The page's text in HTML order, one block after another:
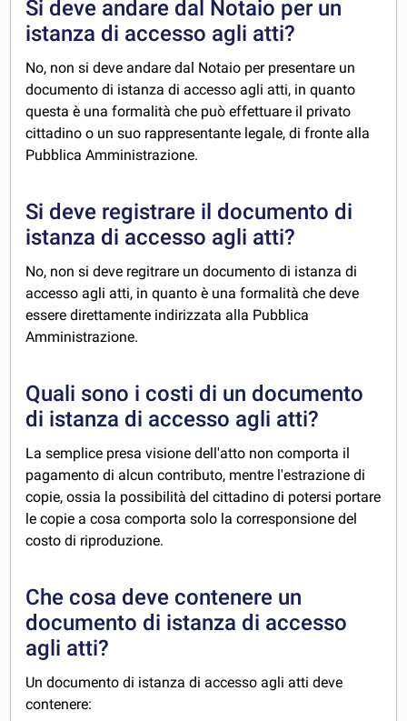
Si deve andare dal Notaio per un
istanza di accesso agli atti?
No, non si deve andare dal Notaio per presentare un
documento di istanza di accesso agli atti, in quanto
questa è una formalità che può effettuare il privato
cittadino o un suo rappresentante legale, di fronte alla
Pubblica Amministrazione.
Si deve registrare il documento di
istanza di accesso agli atti?
No, non si deve regitrare un documento di istanza di
accesso agli atti, in quanto è una formalità che deve
essere direttamente indirizzata alla Pubblica
Amministrazione.
Quali sono i costi di un documento
di istanza di accesso agli atti?
La semplice presa visione dell'atto non comporta il
pagamento di alcun contributo, mentre l'estrazione di
copie, ossia la possibilità del cittadino di potersi portare
le copie a cosa comporta solo la corresponsione del
costo di riproduzione.
Che cosa deve contenere un
documento di istanza di accesso
agli atti?
Un documento di istanza di accesso agli atti deve
contenere: